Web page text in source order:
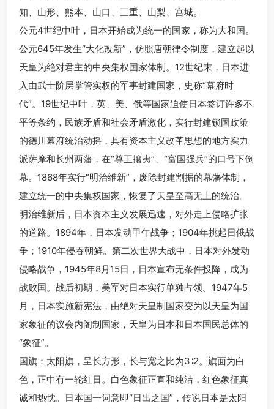
知、山形、熊本、山口、三重、山梨、宫城。
公元4世纪中叶，日本开始成为统一的国家，称为大和国。
公元645年发生“大化改新”，仿照唐朝律令制度，建立起以
天皇为绝对君主的中央集权国家体制。12世纪末，日本进
入由武士阶层掌管实权的军事封建国家，史称“幕府时
代”。19世纪中叶，英、美、俄等国家迫使日本签订许多不
平等条约，民族矛盾和社会矛盾激化，实行封建锁国政策
的德川幕府统治动摇，具有资本主义改革思想的地方实力
派萨摩和长州两藩，在“尊王攘夷”、“富国强兵”的口号下倒
幕。1868年实行“明治维新”，废除封建割据的幕藩体制，
建立统一的中央集权国家，恢复了天皇至高无上的统治。
明治维新后，日本资本主义发展迅速，对外走上侵略扩张
的道路。1894年，日本发动甲午战争；1904年挑起日俄战
争；1910年侵吞朝鲜。第二次世界大战中，日本对外发动
侵略战争，1945年8月15日，日本宣布无条件投降，成为
战败国。战后初期，美军对日本实行单独占领。1947年5
月，日本实施新宪法，由绝对天皇制国家变为以天皇为国
家象征的议会内阁制国家，天皇为日本和日本国民总体的
“象征”。
国旗：太阳旗，呈长方形，长与宽之比为3∶2。旗面为白
色，正中有一轮红日。白色象征正直和纯洁，红色象征真
诚和热忱。日本国一词意即“日出之国”，传说日本是太阳